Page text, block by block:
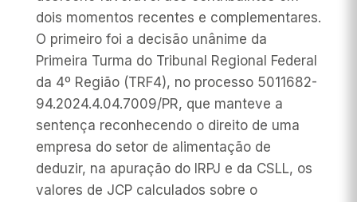
dois momentos recentes e complementares.
O primeiro foi a decisão unânime da
Primeira Turma do Tribunal Regional Federal
da 4º Região (TRF4), no processo 5011682-
94.2024.4.04.7009/PR, que manteve a
sentença reconhecendo o direito de uma
empresa do setor de alimentação de
deduzir, na apuração do IRPJ e da CSLL, os
valores de JCP calculados sobre o